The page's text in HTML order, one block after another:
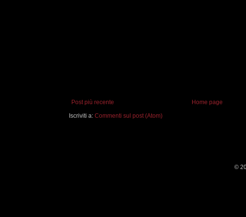
Post più recente
Home page
Iscriviti a: Commenti sul post (Atom)
©